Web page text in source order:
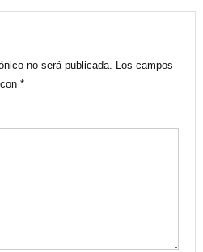
no será publicada. Los campos
*